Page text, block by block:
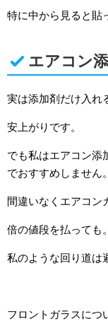
特に中から見ると貼
エアコン
実は添加剤だけ入れ
安上がりです。
でも私はエアコン添
でおすすめしません。
間違いなくエアコン
倍の値段を払っても。
私のような回り道は
フロントガラスにつ